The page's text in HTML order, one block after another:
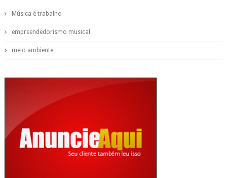
Música é trabalho
empreendedorismo musical
meio ambiente